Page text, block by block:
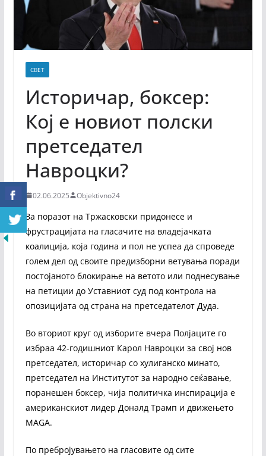
СВЕТ
Историчар, боксер:
Кој е новиот полски
претседател
Навроцки?
02.06.2025 Objektivno24
За поразот на Тржасковски придонесе и
фрустрацијата на гласачите на владејачката
коалиција, која година и пол не успеа да спроведе
голем дел од своите предизборни ветувања поради
постојаното блокирање на ветото или поднесување
на петиции до Уставниот суд под контрола на
опозицијата од страна на претседателот Дуда.
Во вториот круг од изборите вчера Полјаците го
избраа 42-годишниот Карол Навроцки за свој нов
претседател, историчар со хулиганско минато,
претседател на Институтот за народно сеќавање,
поранешен боксер, чија политичка инспирација е
американскиот лидер Доналд Трамп и движењето
MAGA.
По пребројувањето на гласовите од сите